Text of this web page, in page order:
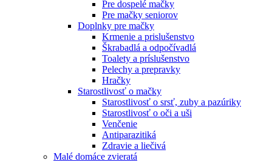
Pre dospelé mačky
Pre mačky seniorov
Doplnky pre mačky
Krmenie a prislušenstvo
Škrabadlá a odpočívadlá
Toalety а príslušenstvo
Pelechy a prepravky
Hračky
Starostlivosť o mačky
Starostlivosť o srsť, zuby a pazúriky
Starostlivosť o oči a uši
Venčenie
Antiparazitiká
Zdravie a liečivá
Malé domáce zvieratá